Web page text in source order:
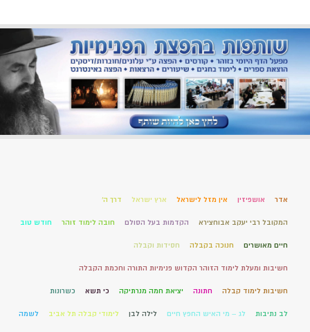
אדר אושפיזין אין מזל לישראל ארץ ישראל דרך ה'
המקובל רבי יעקב אבוחצירא הקדמות בעל הסולם חובה לימוד זוהר חודש טוב
חיים מאושרים חנוכה בקבלה חסידות וקבלה
חשיבות ומעלת לימוד הזוהר הקדוש פנימיות התורה וחכמת הקבלה
חשיבות לימוד קבלה חתונה יציאת חמה מנרתיקה כי תשא כשרונות
לב נתיבות לג – מי האיש החפץ חיים לילה לבן לימודי קבלה תל אביב לשמה